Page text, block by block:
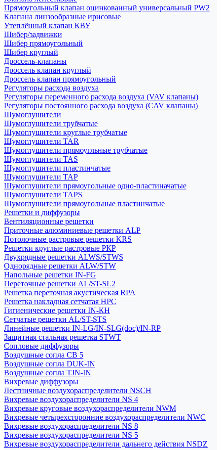
Прямоугольный клапан оцинкованный универсальный PW2
Клапана линзообразные ирисовые
Утеплённый клапан КВУ
Шибер/задвижки
Шибер прямоугольный
Шибер круглый
Дроссель-клапаны
Дроссель клапан круглый
Дроссель клапан прямоугольный
Регуляторы расхода воздуха
Регуляторы переменного расхода воздуха (VAV клапаны)
Регуляторы постоянного расхода воздуха (CAV клапаны)
Шумоглушители
Шумоглушители трубчатые
Шумоглушители круглые трубчатые
Шумоглушители TAR
Шумоглушители прямоугльные трубчатые
Шумоглушители TAS
Шумоглушители пластинчатые
Шумоглушители TAP
Шумоглушители прямоугольные одно-пластиначатые
Шумоглушители TAPS
Шумоглушители прямоугольные пластинчатые
Решетки и диффузоры
Вентиляционные решетки
Приточные алюминиевые решетки ALP
Потолочные растровые решетки KRS
Решетки круглые растровые РКР
Двухрядные решетки ALWS/STWS
Однорядные решетки ALW/STW
Напольные решетки IN-FG
Переточные решетки AL/ST-SL2
Решетка переточная акустическая RPA
Решетка накладная сетчатая НРС
Гигиенические решетки IN-КН
Сетчатые решетки AL/ST-STS
Линейные решетки IN-LG/IN-SLG(doc)/IN-RP
Защитная стальная решетка STWT
Сопловые диффузоры
Воздушные сопла СВ 5
Воздушные сопла DUK-IN
Воздушные сопла TJN-IN
Вихревые диффузоры
Лестничные воздухораспределители NSCH
Вихревые воздухораспределители NS 4
Вихревые круговые воздухораспределители NWM
Вихревые четырехсторонние воздухораспределители NWC
Вихревые воздухораспределители NS 8
Вихревые воздухораспределители NS 5
Вихревые воздухораспределители дальнего действия NSDZ